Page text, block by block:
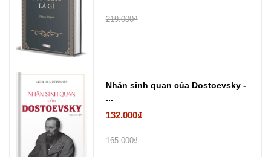
219.000₫
Nhân sinh quan của Dostoevsky -
...
132.000₫
165.000₫